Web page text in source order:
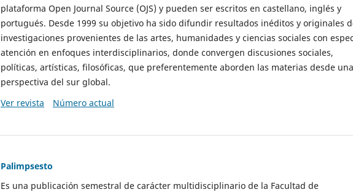
plataforma Open Journal Source (OJS) y pueden ser escritos en castellano, inglés y
portugués. Desde 1999 su objetivo ha sido difundir resultados inéditos y originales
investigaciones provenientes de las artes, humanidades y ciencias sociales con
atención en enfoques interdisciplinarios, donde convergen discusiones sociales,
políticas, artísticas, filosóficas, que preferentemente aborden las materias desde una
perspectiva del sur global.
Ver revista
Número actual
Palimpsesto
Es una publicación semestral de carácter multidisciplinario de la Facultad de